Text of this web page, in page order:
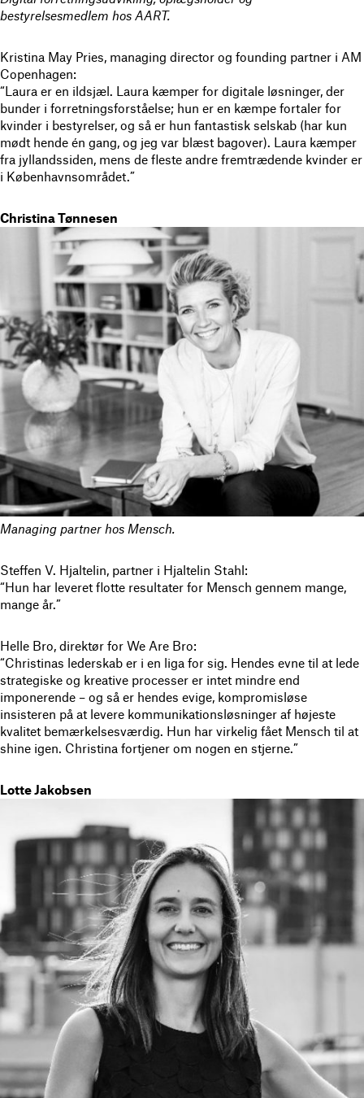
bestyrelsesmedlem hos AART.
Kristina May Pries, managing director og founding partner i AM
Copenhagen:
“Laura er en ildsjæl. Laura kæmper for digitale løsninger, der
bunder i forretningsforståelse; hun er en kæmpe fortaler for
kvinder i bestyrelser, og så er hun fantastisk selskab (har kun
mødt hende én gang, og jeg var blæst bagover). Laura kæmper
fra jyllandssiden, mens de fleste andre fremtrædende kvinder er
i Københavnsområdet.”
Christina Tønnesen
Managing partner hos Mensch.
Steffen V. Hjaltelin, partner i Hjaltelin Stahl:
“Hun har leveret flotte resultater for Mensch gennem mange,
mange år.”
Helle Bro, direktør for We Are Bro:
“Christinas lederskab er i en liga for sig. Hendes evne til at lede
strategiske og kreative processer er intet mindre end
imponerende – og så er hendes evige, kompromisløse
insisteren på at levere kommunikationsløsninger af højeste
kvalitet bemærkelsesværdig. Hun har virkelig fået Mensch til at
shine igen. Christina fortjener om nogen en stjerne.”
Lotte Jakobsen